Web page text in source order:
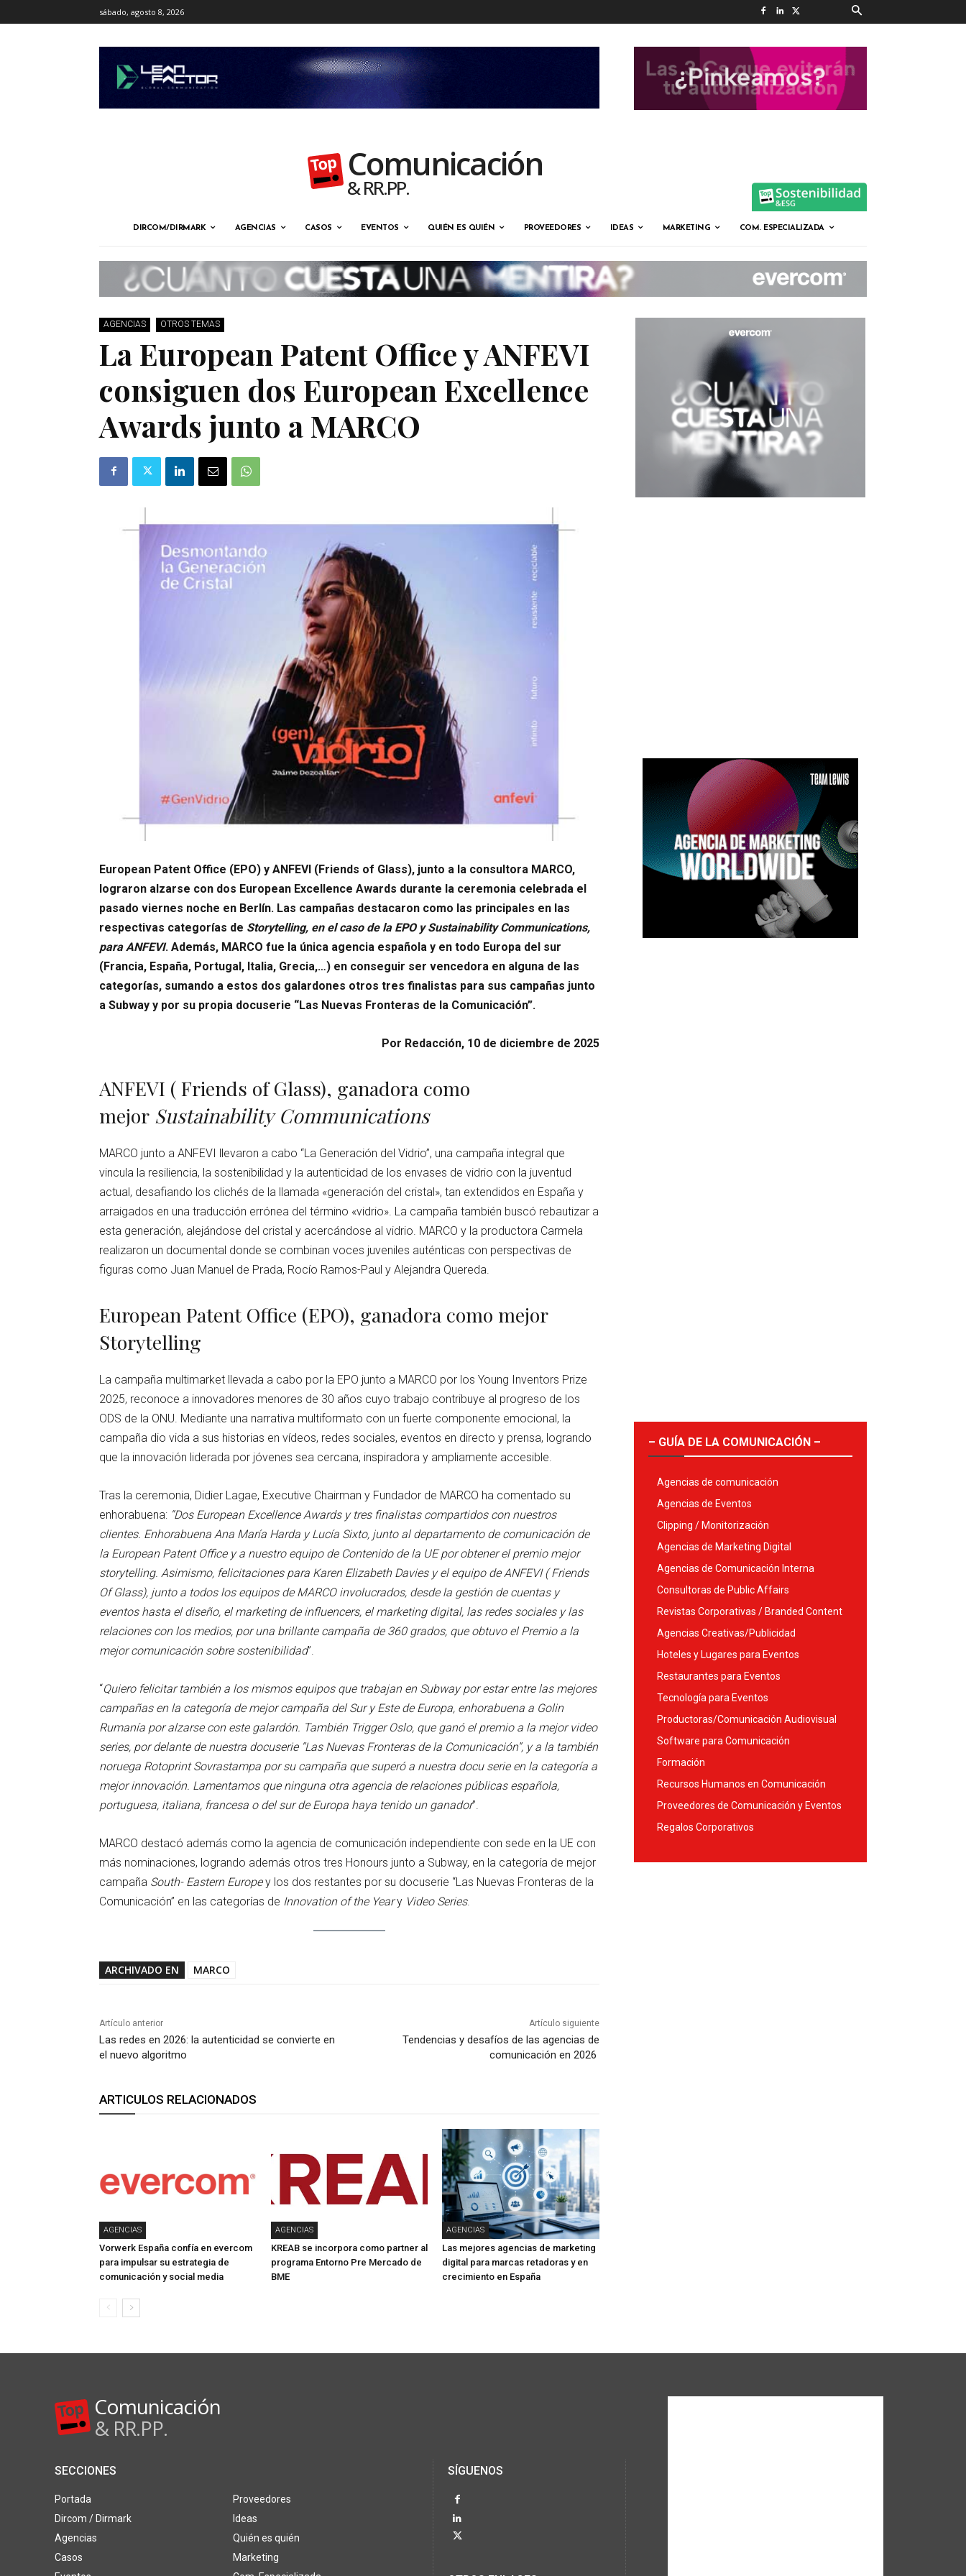
sábado, agosto 8, 2026
Comunicación
& RR.PP.
DIRCOM/DIRMARK AGENCIAS CASOS EVENTOS QUIÉN ES QUIÉN PROVEEDORES IDEAS MARKETING COM. ESPECIALIZADA
AGENCIAS OTROS TEMAS
La European Patent Office y ANFEVI
consiguen dos European Excellence
Awards junto a MARCO
European Patent Office (EPO) y ANFEVI (Friends of Glass), junto a la consultora MARCO,
lograron alzarse con dos European Excellence Awards durante la ceremonia celebrada el
pasado viernes noche en Berlín. Las campañas destacaron como las principales en las
respectivas categorías de Storytelling, en el caso de la EPO y Sustainability Communications,
para ANFEVI. Además, MARCO fue la única agencia española y en todo Europa del sur
(Francia, España, Portugal, Italia, Grecia,…) en conseguir ser vencedora en alguna de las
categorías, sumando a estos dos galardones otros tres finalistas para sus campañas junto
a Subway y por su propia docuserie “Las Nuevas Fronteras de la Comunicación”.
Por Redacción, 10 de diciembre de 2025
ANFEVI ( Friends of Glass), ganadora como
mejor Sustainability Communications
MARCO junto a ANFEVI llevaron a cabo “La Generación del Vidrio”, una campaña integral que
vincula la resiliencia, la sostenibilidad y la autenticidad de los envases de vidrio con la juventud
actual, desafiando los clichés de la llamada «generación del cristal», tan extendidos en España y
arraigados en una traducción errónea del término «vidrio». La campaña también buscó rebautizar a
esta generación, alejándose del cristal y acercándose al vidrio. MARCO y la productora Carmela
realizaron un documental donde se combinan voces juveniles auténticas con perspectivas de
figuras como Juan Manuel de Prada, Rocío Ramos-Paul y Alejandra Quereda.
European Patent Office (EPO), ganadora como mejor
Storytelling
La campaña multimarket llevada a cabo por la EPO junto a MARCO por los Young Inventors Prize
2025, reconoce a innovadores menores de 30 años cuyo trabajo contribuye al progreso de los
ODS de la ONU. Mediante una narrativa multiformato con un fuerte componente emocional, la
campaña dio vida a sus historias en vídeos, redes sociales, eventos en directo y prensa, logrando
que la innovación liderada por jóvenes sea cercana, inspiradora y ampliamente accesible.
Tras la ceremonia, Didier Lagae, Executive Chairman y Fundador de MARCO ha comentado su
enhorabuena: “Dos European Excellence Awards y tres finalistas compartidos con nuestros
clientes. Enhorabuena Ana María Harda y Lucía Sixto, junto al departamento de comunicación de
la European Patent Office y a nuestro equipo de Contenido de la UE por obtener el premio mejor
storytelling. Asimismo, felicitaciones para Karen Elizabeth Davies y el equipo de ANFEVI ( Friends
Of Glass), junto a todos los equipos de MARCO involucrados, desde la gestión de cuentas y
eventos hasta el diseño, el marketing de influencers, el marketing digital, las redes sociales y las
relaciones con los medios, por una brillante campaña de 360 grados, que obtuvo el Premio a la
mejor comunicación sobre sostenibilidad”.
“Quiero felicitar también a los mismos equipos que trabajan en Subway por estar entre las mejores
campañas en la categoría de mejor campaña del Sur y Este de Europa, enhorabuena a Golin
Rumanía por alzarse con este galardón. También Trigger Oslo, que ganó el premio a la mejor video
series, por delante de nuestra docuserie “Las Nuevas Fronteras de la Comunicación”, y a la también
noruega Rotoprint Sovrastampa por su campaña que superó a nuestra docu serie en la categoría a
mejor innovación. Lamentamos que ninguna otra agencia de relaciones públicas española,
portuguesa, italiana, francesa o del sur de Europa haya tenido un ganador”.
MARCO destacó además como la agencia de comunicación independiente con sede en la UE con
más nominaciones, logrando además otros tres Honours junto a Subway, en la categoría de mejor
campaña South- Eastern Europey los dos restantes por su docuserie “Las Nuevas Fronteras de la
Comunicación” en las categorías de Innovation of the Yeary Video Series.
ARCHIVADO EN MARCO
Artículo anterior
Las redes en 2026: la autenticidad se convierte en
el nuevo algoritmo
Artículo siguiente
Tendencias y desafíos de las agencias de
comunicación en 2026
ARTICULOS RELACIONADOS
AGENCIAS
Vorwerk España confía en evercom
para impulsar su estrategia de
comunicación y social media
AGENCIAS
KREAB se incorpora como partner al
programa Entorno Pre Mercado de
BME
AGENCIAS
Las mejores agencias de marketing
digital para marcas retadoras y en
crecimiento en España
– GUÍA DE LA COMUNICACIÓN –
Agencias de comunicación
Agencias de Eventos
Clipping / Monitorización
Agencias de Marketing Digital
Agencias de Comunicación Interna
Consultoras de Public Affairs
Revistas Corporativas / Branded Content
Agencias Creativas/Publicidad
Hoteles y Lugares para Eventos
Restaurantes para Eventos
Tecnología para Eventos
Productoras/Comunicación Audiovisual
Software para Comunicación
Formación
Recursos Humanos en Comunicación
Proveedores de Comunicación y Eventos
Regalos Corporativos
Comunicación
& RR.PP.
SECCIONES
Portada
Dircom / Dirmark
Agencias
Casos
Proveedores
Ideas
Quién es quién
Marketing
SÍGUENOS